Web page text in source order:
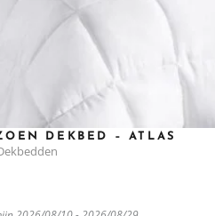
DEKBED – ATLAS